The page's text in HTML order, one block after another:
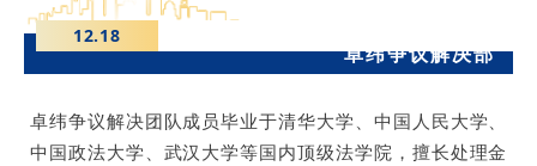
12.18
卓纬争议解决部
卓纬争议解决团队成员毕业于清华大学、中国人民大学、
中国政法大学、武汉大学等国内顶级法学院，擅长处理金